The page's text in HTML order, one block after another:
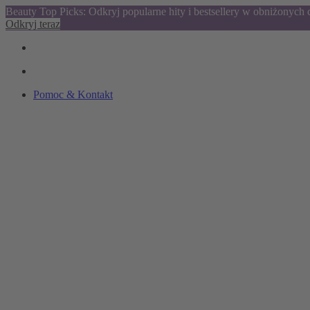
Beauty Top Picks: Odkryj popularne hity i bestsellery w obniżonych
Odkryj teraz
Pomoc & Kontakt